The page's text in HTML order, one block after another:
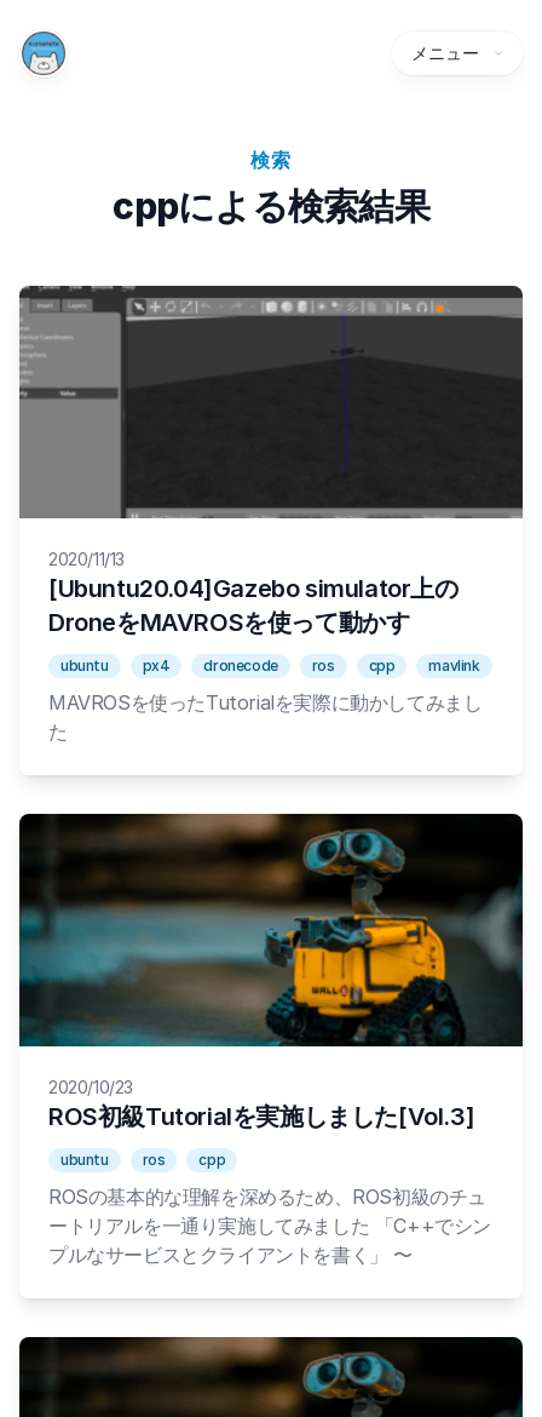
メニュー
検索
cppによる検索結果
2020/11/13
[Ubuntu20.04]Gazebo simulator上の
DroneをMAVROSを使って動かす
ubuntu px4 dronecode ros cpp mavlink
MAVROSを使ったTutorialを実際に動かしてみまし
た
2020/10/23
ROS初級Tutorialを実施しました[Vol.3]
ubuntu ros cpp
ROSの基本的な理解を深めるため、ROS初級のチュ
ートリアルを一通り実施してみました 「C++でシン
プルなサービスとクライアントを書く」 〜